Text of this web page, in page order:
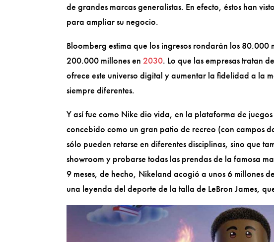
de grandes marcas generalistas. En efecto, éstos han
para ampliar su negocio.
Bloomberg estima que los ingresos rondarán los
200.000 millones en 2030. Lo que las empresas tratan
ofrece este universo digital y aumentar la fidelidad a la
siempre diferentes.
Y así fue como Nike dio vida, en la plataforma de
concebido como un gran patio de recreo (con campos
sólo pueden retarse en diferentes disciplinas, sino que
showroom y probarse todas las prendas de la famosa
9 meses, de hecho, Nikeland acogió a unos 6 millones
una leyenda del deporte de la talla de LeBron James,